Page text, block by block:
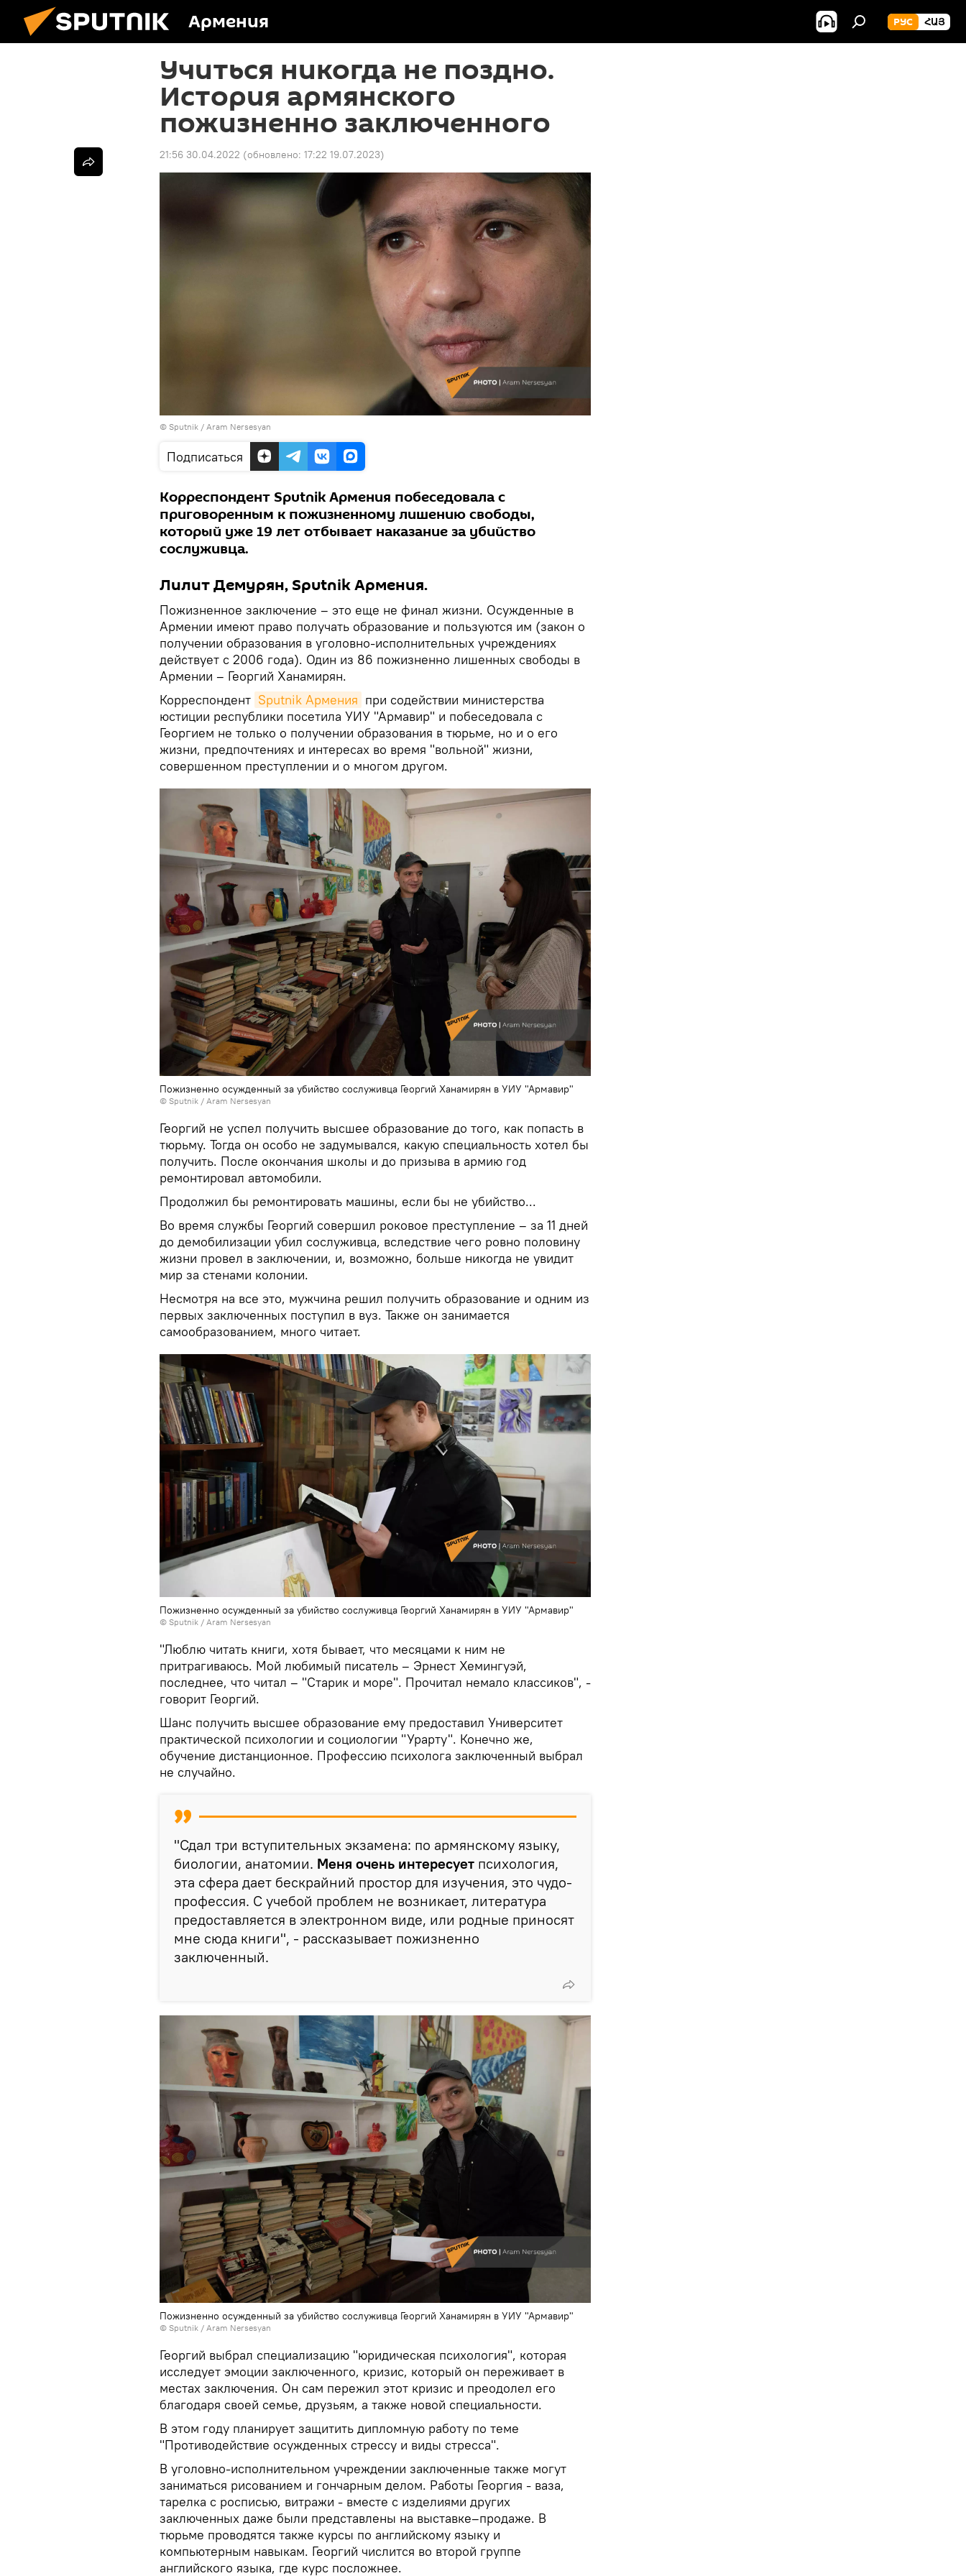
Армения РУС ՀԱՅ
Учиться никогда не поздно.
История армянского
пожизненно заключенного
21:56 30.04.2022 (обновлено: 17:22 19.07.2023)
© Sputnik / Aram Nersesyan
Подписаться
Корреспондент Sputnik Армения побеседовала с
приговоренным к пожизненному лишению свободы,
который уже 19 лет отбывает наказание за убийство
сослуживца.
Лилит Демурян, Sputnik Армения.
Пожизненное заключение – это еще не финал жизни. Осужденные в
Армении имеют право получать образование и пользуются им (закон о
получении образования в уголовно-исполнительных учреждениях
действует с 2006 года). Один из 86 пожизненно лишенных свободы в
Армении – Георгий Ханамирян.
Корреспондент Sputnik Армения при содействии министерства
юстиции республики посетила УИУ "Армавир" и побеседовала с
Георгием не только о получении образования в тюрьме, но и о его
жизни, предпочтениях и интересах во время "вольной" жизни,
совершенном преступлении и о многом другом.
Пожизненно осужденный за убийство сослуживца Георгий Ханамирян в УИУ "Армавир"
© Sputnik / Aram Nersesyan
Георгий не успел получить высшее образование до того, как попасть в
тюрьму. Тогда он особо не задумывался, какую специальность хотел бы
получить. После окончания школы и до призыва в армию год
ремонтировал автомобили.
Продолжил бы ремонтировать машины, если бы не убийство...
Во время службы Георгий совершил роковое преступление – за 11 дней
до демобилизации убил сослуживца, вследствие чего ровно половину
жизни провел в заключении, и, возможно, больше никогда не увидит
мир за стенами колонии.
Несмотря на все это, мужчина решил получить образование и одним из
первых заключенных поступил в вуз. Также он занимается
самообразованием, много читает.
Пожизненно осужденный за убийство сослуживца Георгий Ханамирян в УИУ "Армавир"
© Sputnik / Aram Nersesyan
"Люблю читать книги, хотя бывает, что месяцами к ним не
притрагиваюсь. Мой любимый писатель – Эрнест Хемингуэй,
последнее, что читал – "Старик и море". Прочитал немало классиков", -
говорит Георгий.
Шанс получить высшее образование ему предоставил Университет
практической психологии и социологии "Урарту". Конечно же,
обучение дистанционное. Профессию психолога заключенный выбрал
не случайно.
"Сдал три вступительных экзамена: по армянскому языку,
биологии, анатомии. Меня очень интересует психология,
эта сфера дает бескрайний простор для изучения, это чудо-
профессия. С учебой проблем не возникает, литература
предоставляется в электронном виде, или родные приносят
мне сюда книги", - рассказывает пожизненно
заключенный.
Пожизненно осужденный за убийство сослуживца Георгий Ханамирян в УИУ "Армавир"
© Sputnik / Aram Nersesyan
Георгий выбрал специализацию "юридическая психология", которая
исследует эмоции заключенного, кризис, который он переживает в
местах заключения. Он сам пережил этот кризис и преодолел его
благодаря своей семье, друзьям, а также новой специальности.
В этом году планирует защитить дипломную работу по теме
"Противодействие осужденных стрессу и виды стресса".
В уголовно-исполнительном учреждении заключенные также могут
заниматься рисованием и гончарным делом. Работы Георгия - ваза,
тарелка с росписью, витражи - вместе с изделиями других
заключенных даже были представлены на выставке–продаже. В
тюрьме проводятся также курсы по английскому языку и
компьютерным навыкам. Георгий числится во второй группе
английского языка, где курс посложнее.